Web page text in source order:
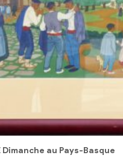
Dimanche au Pays-Basque